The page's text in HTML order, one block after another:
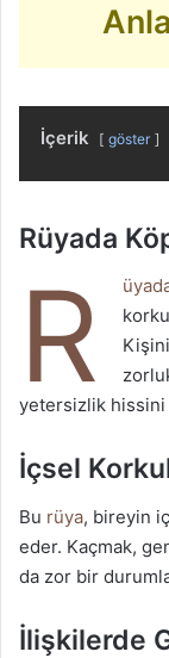
İçerik göster
Rüyada
R
yetersizlik hissini
İçsel
Bu rüya, bireyin
eder. Kaçmak,
da zor bir
İlişkilerde